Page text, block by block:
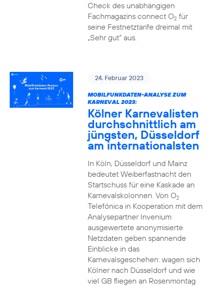
Check des unabhängigen
Fachmagazins connect O2für
seine Festnetztarife dreimal mit
„Sehr gut“ aus.
24. Februar 2023
MOBILFUNKDATEN-ANALYSE ZUM
KARNEVAL 2023:
Kölner Karnevalisten
durchschnittlich am
jüngsten, Düsseldorf
am internationalsten
In Köln, Düsseldorf und Mainz
bedeutet Weiberfastnacht den
Startschuss für eine Kaskade an
Karnevalskolonnen. Von O2
Telefónica in Kooperation mit dem
Analysepartner Invenium
ausgewertete anonymisierte
Netzdaten geben spannende
Einblicke in das
Karnevalsgeschehen: wagen sich
Kölner nach Düsseldorf und wie
viel GB fliegen an Rosenmontag